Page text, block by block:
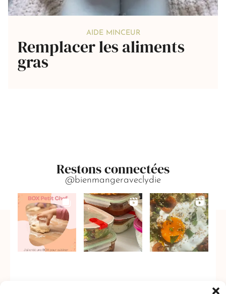
AIDE MINCEUR
Remplacer les aliments
gras
Restons connectées
@bienmangeraveclydie